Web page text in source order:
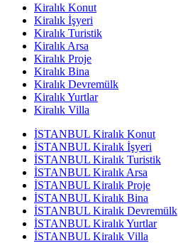
Kiralık Konut
Kiralık İşyeri
Kiralık Turistik
Kiralık Arsa
Kiralık Proje
Kiralık Bina
Kiralık Devremülk
Kiralık Yurtlar
Kiralık Villa
İSTANBUL Kiralık Konut
İSTANBUL Kiralık İşyeri
İSTANBUL Kiralık Turistik
İSTANBUL Kiralık Arsa
İSTANBUL Kiralık Proje
İSTANBUL Kiralık Bina
İSTANBUL Kiralık Devremülk
İSTANBUL Kiralık Yurtlar
İSTANBUL Kiralık Villa